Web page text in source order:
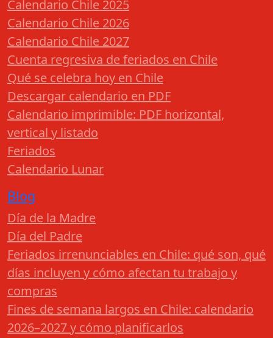
Calendario Chile 2025
Calendario Chile 2026
Calendario Chile 2027
Cuenta regresiva de feriados en Chile
Qué se celebra hoy en Chile
Descargar calendario en PDF
Calendario imprimible: PDF horizontal,
vertical y listado
Feriados
Calendario Lunar
Blog
Día de la Madre
Día del Padre
Feriados irrenunciables en Chile: qué son, qué
días incluyen y cómo afectan tu trabajo y
compras
Fines de semana largos en Chile: calendario
2026–2027 y cómo planificarlos